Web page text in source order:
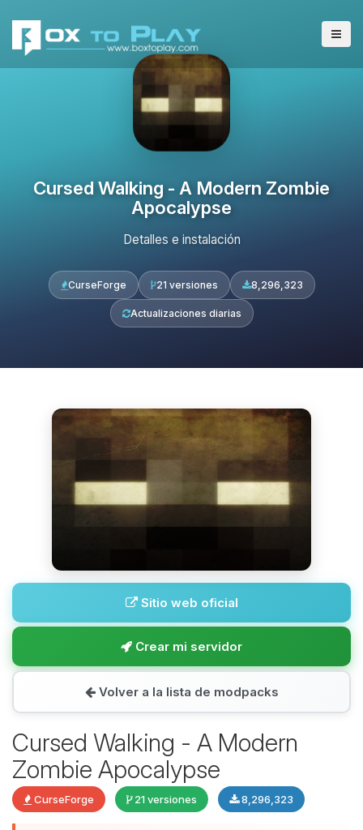
Cursed Walking - A Modern Zombie
Apocalypse
Detalles e instalación
CurseForge 21 versiones 8,296,323
Actualizaciones diarias
Sitio web oficial
Crear mi servidor
Volver a la lista de modpacks
Cursed Walking - A Modern
Zombie Apocalypse
CurseForge 21 versiones 8,296,323